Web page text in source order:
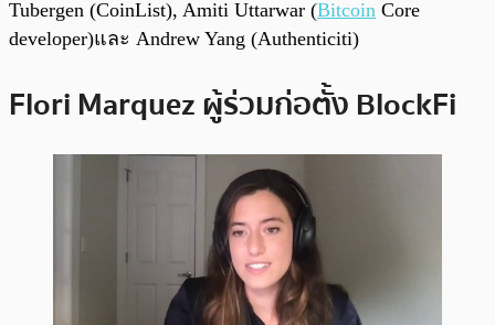
Tubergen (CoinList), Amiti Uttarwar (Bitcoin Core
developer)และ Andrew Yang (Authenticiti)
Flori Marquez ผู้ร่วมก่อตั้ง BlockFi